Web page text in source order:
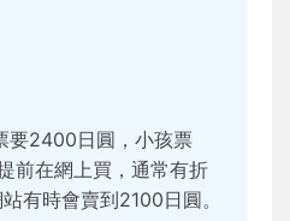
要2400日圓，小孩票
前在網上買，通常有折
有時會賣到2100日圓。